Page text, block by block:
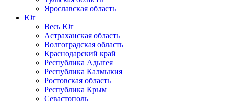
Ярославская область
Юг
Весь Юг
Астраханская область
Волгоградская область
Краснодарский край
Республика Адыгея
Республика Калмыкия
Ростовская область
Республика Крым
Севастополь